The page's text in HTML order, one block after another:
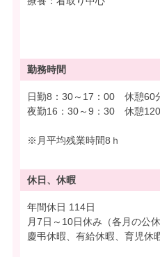
勤務時間
日勤8：30～17：00 休憩60
夜勤16：30～9：30 休憩
※月平均残業時間8ｈ
休日、休暇
年間休日 114日
月7日～10日休み（各月の公
慶弔休暇、有給休暇、育児休